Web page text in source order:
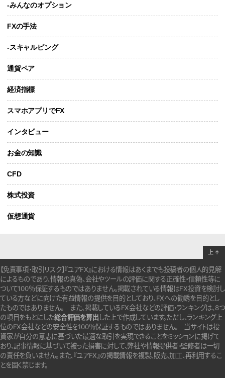
-みんなのオプション
FXの手法
-スキャルピング
通貨ペア
経済指標
スマホアプリでFX
インタビュー
お金の知識
CFD
株式投資
仮想通貨
【免責事項・取引リスク】『ユアFX』における情報はあくまでも投稿者の個人的見解
によるものであり、情報の真偽、会社やツールの評価に関する正確性・信頼性等に
ついて100％保証するものではありません。掲載されている情報はFX投資を検討し
ている方などに向けた有益情報の提供を目的としており、FXへの勧誘を目的とし
たものではありません。 また、掲載しているFX会社などの評価・ランキングは、8つ
の項目をもとにした総合評価を算出 した上で作成しています。ただし、ランキング上
位のFX会社などの安全性を100％保証するものではありません。
当サイトは投
資家が自分の意志に基づいた最適な取引を実現できることをミッションに掲げて
おり、記事情報に基づいて被った損害に対して、弊社や情報提供者・監修者は一切
の責任を負いません。また、『ユアFX』の掲載情報を複製、販売、加工、再利用するこ
とを固く禁じます。
上 ↑